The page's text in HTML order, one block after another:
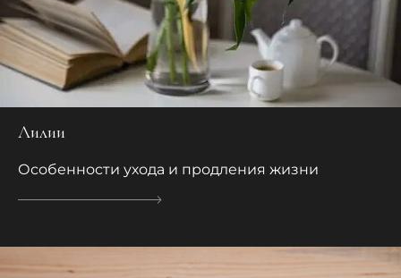
Лилии
Особенности ухода и продления жизни